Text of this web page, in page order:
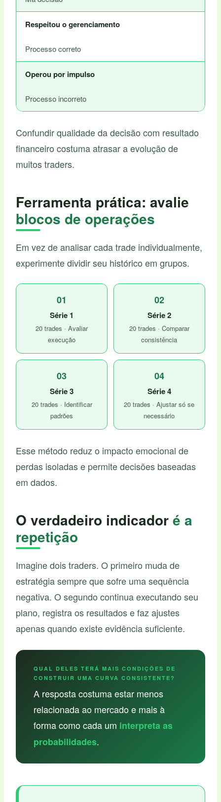
Respeitou o gerenciamento
Processo correto
Operou por impulso
Processo incorreto
Confundir qualidade da decisão com resultado
financeiro costuma atrasar a evolução de
muitos traders.
Ferramenta prática: avalie
blocos de operações
Em vez de analisar cada trade individualmente,
experimente dividir seu histórico em grupos.
01
Série 1
20 trades · Avaliar
execução
02
Série 2
20 trades · Comparar
consistência
03
Série 3
20 trades · Identificar
padrões
04
Série 4
20 trades · Ajustar só se
necessário
Esse método reduz o impacto emocional de
perdas isoladas e permite decisões baseadas
em dados.
O verdadeiro indicadoré a
repetição
Imagine dois traders. O primeiro muda de
estratégia sempre que sofre uma sequência
negativa. O segundo continua executando seu
plano, registra os resultados e faz ajustes
apenas quando existe evidência suficiente.
QUAL DELES TERÁ MAIS CONDIÇÕES DE
CONSTRUIR UMA CURVA CONSISTENTE?
A resposta costuma estar menos
relacionada ao mercado e mais à
forma como cada um interpreta as
probabilidades.